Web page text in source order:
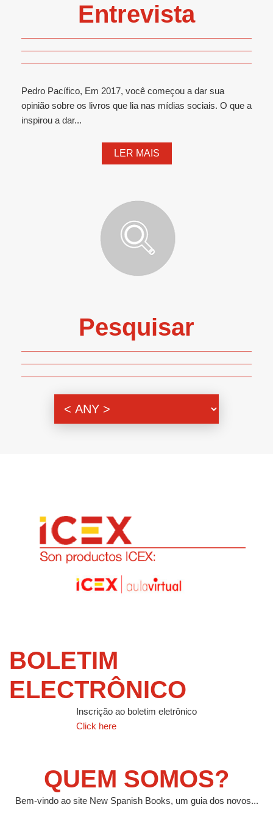
Entrevista
Pedro Pacífico, Em 2017, você começou a dar sua
opinião sobre os livros que lia nas mídias sociais. O que a
inspirou a dar...
LER MAIS
Pesquisar
BOLETIM
ELECTRÔNICO
Inscrição ao boletim eletrônico
Click here
QUEM SOMOS?
Bem-vindo ao site New Spanish Books, um guia dos novos...